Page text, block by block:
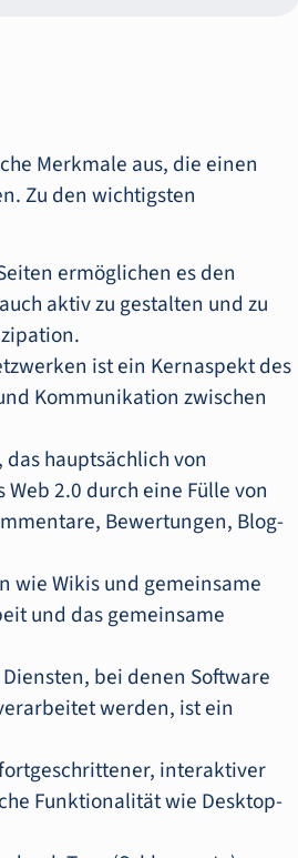
Merkmale aus, die einen
Zu den wichtigsten
ermöglichen es den
aktiv zu gestalten und zu
ist ein Kernaspekt des
Kommunikation zwischen
das hauptsächlich von
2.0 durch eine Fülle von
Bewertungen, Blog-
wie Wikis und gemeinsame
und das gemeinsame
bei denen Software
werden, ist ein
interaktiver
Funktionalität wie Desktop-